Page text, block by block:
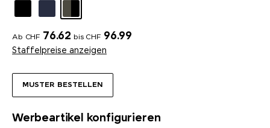
MUSTER BESTELLEN
Ab CHF 76.62 bis CHF 96.99
Staffelpreise anzeigen
Werbeartikel konfigurieren